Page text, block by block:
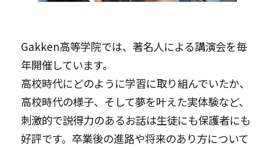
Gakken高等学院では、著名人による講演会を毎
年開催しています。
高校時代にどのように学習に取り組んでいたか、
高校時代の様子、そして夢を叶えた実体験など、
刺激的で説得力のあるお話は生徒にも保護者にも
好評です。卒業後の進路や将来のあり方について